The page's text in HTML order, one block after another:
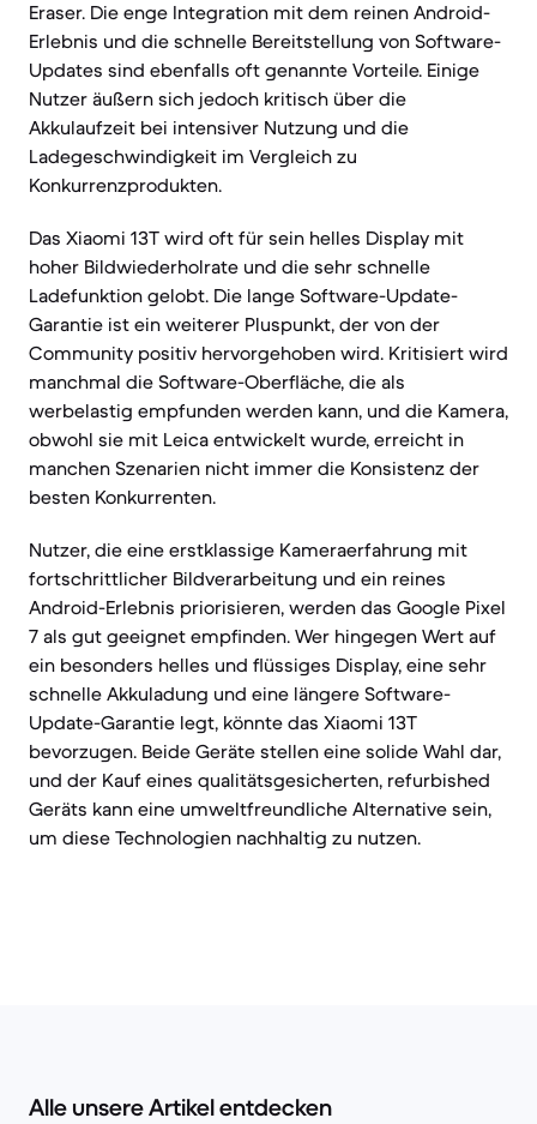
Eraser. Die enge Integration mit dem reinen Android-
Erlebnis und die schnelle Bereitstellung von Software-
Updates sind ebenfalls oft genannte Vorteile. Einige
Nutzer äußern sich jedoch kritisch über die
Akkulaufzeit bei intensiver Nutzung und die
Ladegeschwindigkeit im Vergleich zu
Konkurrenzprodukten.
Das Xiaomi 13T wird oft für sein helles Display mit
hoher Bildwiederholrate und die sehr schnelle
Ladefunktion gelobt. Die lange Software-Update-
Garantie ist ein weiterer Pluspunkt, der von der
Community positiv hervorgehoben wird. Kritisiert wird
manchmal die Software-Oberfläche, die als
werbelastig empfunden werden kann, und die Kamera,
obwohl sie mit Leica entwickelt wurde, erreicht in
manchen Szenarien nicht immer die Konsistenz der
besten Konkurrenten.
Nutzer, die eine erstklassige Kameraerfahrung mit
fortschrittlicher Bildverarbeitung und ein reines
Android-Erlebnis priorisieren, werden das Google Pixel
7 als gut geeignet empfinden. Wer hingegen Wert auf
ein besonders helles und flüssiges Display, eine sehr
schnelle Akkuladung und eine längere Software-
Update-Garantie legt, könnte das Xiaomi 13T
bevorzugen. Beide Geräte stellen eine solide Wahl dar,
und der Kauf eines qualitätsgesicherten, refurbished
Geräts kann eine umweltfreundliche Alternative sein,
um diese Technologien nachhaltig zu nutzen.
Alle unsere Artikel entdecken